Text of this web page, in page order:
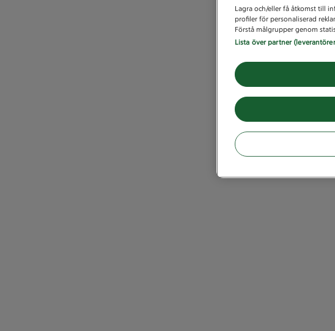
Lagra och/eller få åtkomst till
profiler för personaliserad
Förstå målgrupper genom
Lista över partner